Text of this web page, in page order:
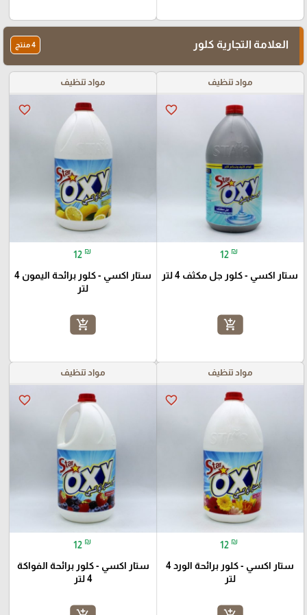
العلامة التجارية كلور 4 منتج
مواد تنظيف
favorite_border
12 ₪
ستار اكسي - كلور جل مكثف 4 لتر
add_shopping_cart
مواد تنظيف
favorite_border
12 ₪
ستار اكسي - كلور برائحة اليمون 4
لتر
add_shopping_cart
مواد تنظيف
favorite_border
12 ₪
ستار اكسي - كلور برائحة الورد 4
لتر
مواد تنظيف
favorite_border
12 ₪
ستار اكسي - كلور برائحة الفواكة
4 لتر